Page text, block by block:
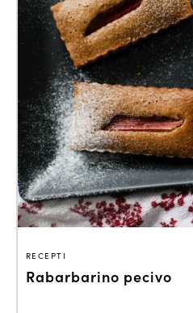
RECEPTI
Rabarbarino pecivo